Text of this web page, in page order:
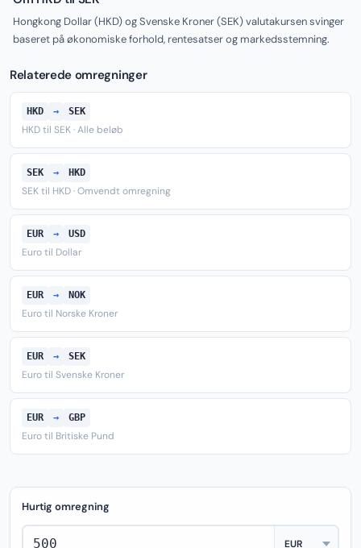
Hongkong Dollar (HKD) og Svenske Kroner (SEK) valutakursen svinger
baseret på økonomiske forhold, rentesatser og markedsstemning.
Relaterede omregninger
HKD → SEK
HKD til SEK · Alle beløb
SEK → HKD
SEK til HKD · Omvendt omregning
EUR → USD
Euro til Dollar
EUR → NOK
Euro til Norske Kroner
EUR → SEK
Euro til Svenske Kroner
EUR → GBP
Euro til Britiske Pund
Hurtig omregning